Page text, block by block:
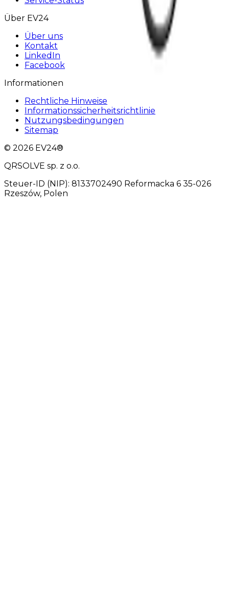
Über EV24
Über uns
Kontakt
LinkedIn
Facebook
Informationen
Rechtliche Hinweise
Informationssicherheitsrichtlinie
Nutzungsbedingungen
Sitemap
© 2026 EV24®
QRSOLVE sp. z o.o.
Steuer-ID (NIP): 8133702490 Reformacka 6 35-026
Rzeszów, Polen